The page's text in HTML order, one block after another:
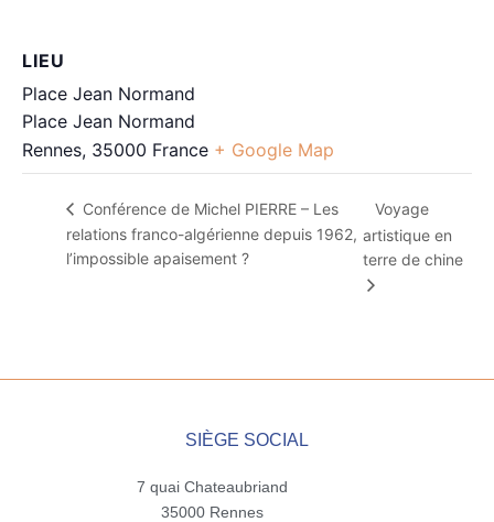
LIEU
Place Jean Normand
Place Jean Normand
Rennes, 35000 France + Google Map
Conférence de Michel PIERRE – Les
relations franco-algérienne depuis 1962,
l’impossible apaisement ?
Voyage
artistique en
terre de chine
SIÈGE SOCIAL
7 quai Chateaubriand
35000 Rennes